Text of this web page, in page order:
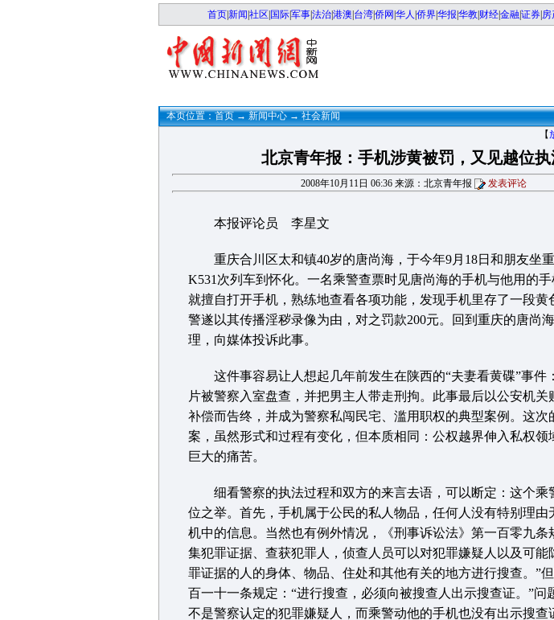
首页|新闻 社区 国际|军事|法治|港澳 台湾|侨网 华人 侨界|华报 华教| 财经|金融|证券| 房
本页位置： 首页 → 新闻中心 → 社会新闻
【
北京青年报：手机涉黄被罚，又见越位执
2008年10月11日 06:36 来源：北京青年报 发表评论
本报评论员 李星文
重庆合川区太和镇40岁的唐尚海，于今年9月18日和朋友坐
K531次列车到怀化。一名乘警查票时见唐尚海的手机与他用的手
就擅自打开手机，熟练地查看各项功能，发现手机里存了一段黄
警遂以其传播淫秽录像为由，对之罚款200元。回到重庆的唐尚
理，向媒体投诉此事。
这件事容易让人想起几年前发生在陕西的“夫妻看黄碟”事件
片被警察入室盘查，并把男主人带走刑拘。此事最后以公安机关
补偿而告终，并成为警察私闯民宅、滥用职权的典型案例。这次
案，虽然形式和过程有变化，但本质相同：公权越界伸入私权领
巨大的痛苦。
细看警察的执法过程和双方的来言去语，可以断定：这个乘
位之举。首先，手机属于公民的私人物品，任何人没有特别理由
机中的信息。当然也有例外情况，《刑事诉讼法》第一百零九条
集犯罪证据、查获犯罪人，侦查人员可以对犯罪嫌疑人以及可能
罪证据的人的身体、物品、住处和其他有关的地方进行搜查。”
百一十一条规定：“进行搜查，必须向被搜查人出示搜查证。”问
不是警察认定的犯罪嫌疑人，而乘警动他的手机也没有出示搜查